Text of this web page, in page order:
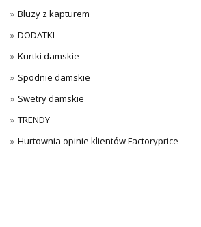
Bluzy z kapturem
DODATKI
Kurtki damskie
Spodnie damskie
Swetry damskie
TRENDY
Hurtownia opinie klientów Factoryprice